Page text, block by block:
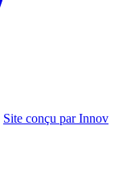
Site conçu par Innov